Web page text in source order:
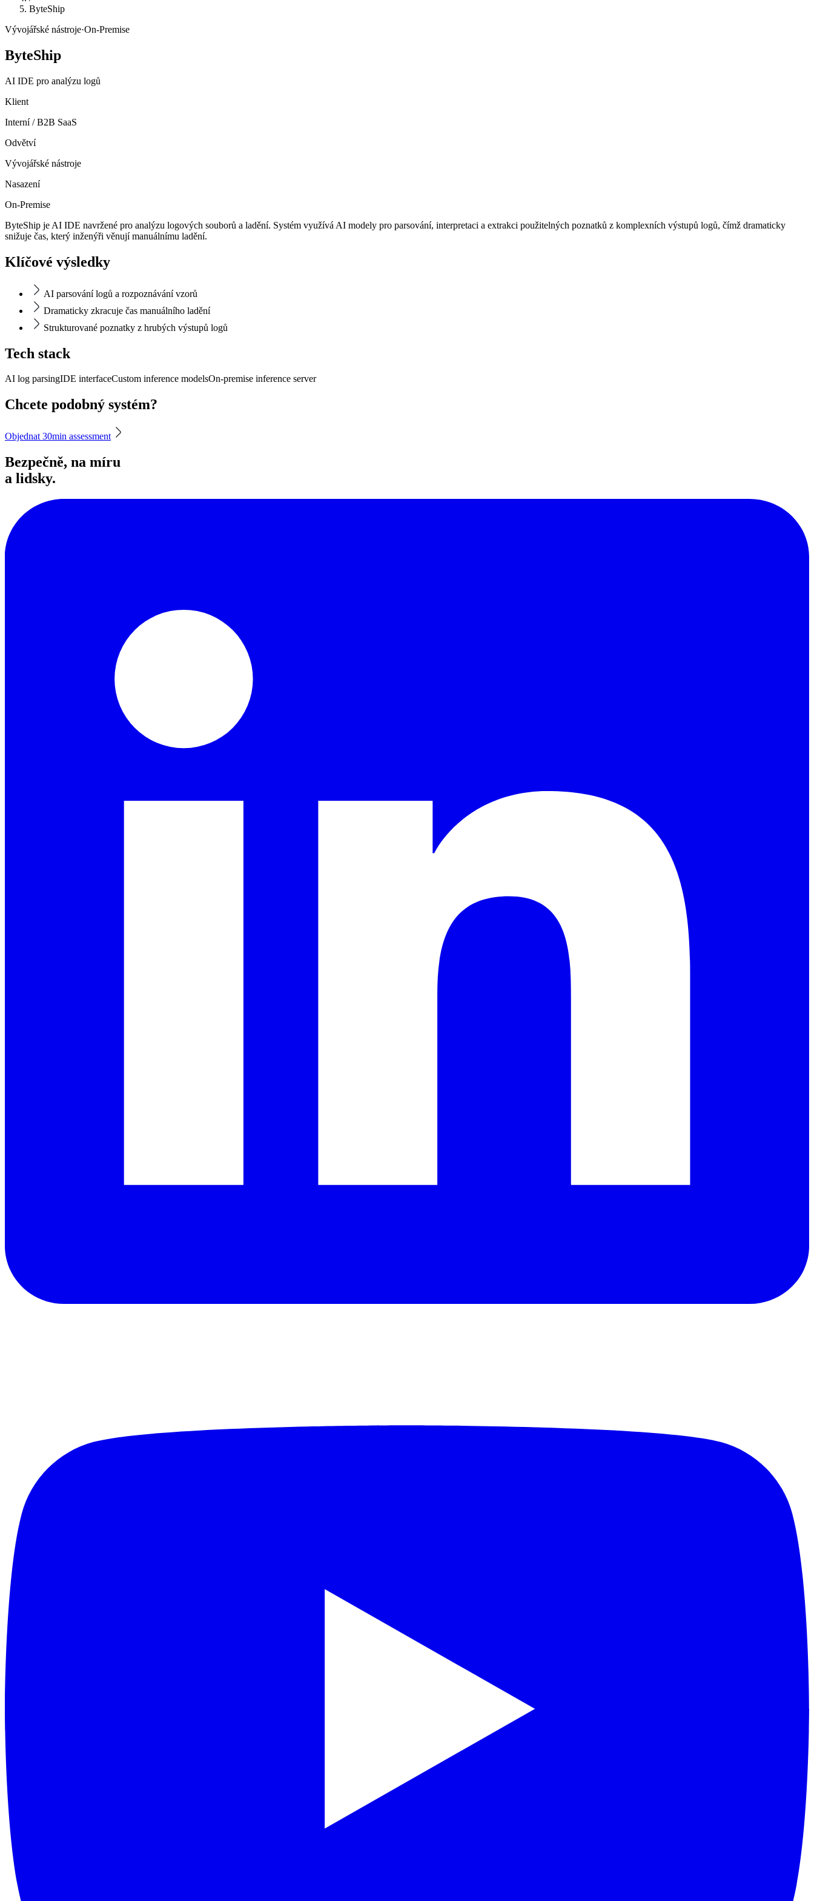
ByteShip
Vývojářské nástroje·On-Premise
ByteShip
AI IDE pro analýzu logů
Klient
Interní / B2B SaaS
Odvětví
Vývojářské nástroje
Nasazení
On-Premise
ByteShip je AI IDE navržené pro analýzu logových souborů a ladění. Systém využívá AI modely pro parsování, interpretaci a extrakci použitelných poznatků z komplexních výstupů logů, čímž dramaticky
snižuje čas, který inženýři věnují manuálnímu ladění.
Klíčové výsledky
AI parsování logů a rozpoznávání vzorů
Dramaticky zkracuje čas manuálního ladění
Strukturované poznatky z hrubých výstupů logů
Tech stack
AI log parsingIDE interfaceCustom inference modelsOn-premise inference server
Chcete podobný systém?
Objednat 30min assessment
Bezpečně, na míru
a lidsky.